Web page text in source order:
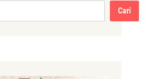
Cari